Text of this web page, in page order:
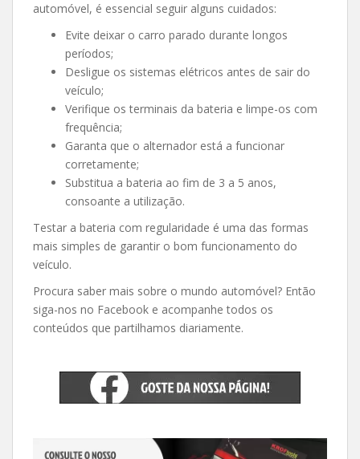
automóvel, é essencial seguir alguns cuidados:
Evite deixar o carro parado durante longos
períodos;
Desligue os sistemas elétricos antes de sair do
veículo;
Verifique os terminais da bateria e limpe-os com
frequência;
Garanta que o alternador está a funcionar
corretamente;
Substitua a bateria ao fim de 3 a 5 anos,
consoante a utilização.
Testar a bateria com regularidade é uma das formas
mais simples de garantir o bom funcionamento do
veículo.
Procura saber mais sobre o mundo automóvel? Então
siga-nos no Facebook e acompanhe todos os
conteúdos que partilhamos diariamente.